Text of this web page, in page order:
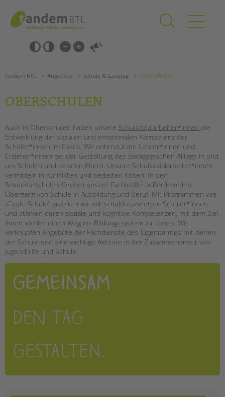
springen
Barrierefrei-
Einstellungen
überspringen
überspringen
SCHULE & GANZTAG
Grundschulen
Oberschulen
Förderzentren
Kollegs
EFöB
Schulbezogene Sozialarbeit
Tagesgruppen
HILFEN ZUR ERZIEHUNG
EINGLIEDERUNGSHILFE
BETREUTES WOHNEN
TANDEM BTL AKADEMIE
Seminarkalender
STADTTEILARBEIT
PROFIL | LEITBILD
Suchen
tandem BTL Angebote Schule & Ganztag Oberschulen
OBERSCHULEN
Auch in Oberschulen haben unsere Schulsozialarbeiter*innen die
Entwicklung der sozialen und emotionalen Kompetenz der
Schüler*innen im Fokus. Wir unterstützen Lehrer*innen und
Erzieher*innen bei der Gestaltung des pädagogischen Alltags in und
um Schulen und beraten Eltern. Unsere Schulsozialarbeiter*innen
vermitteln in Konflikten und begleiten Krisen. In den
Sekundarschulen fördern unsere Fachkräfte außerdem den
Übergang von Schule in Ausbildung und Beruf. Mit Programmen wie
„Coole Schule“ arbeiten wir mit schuldistanzierten Schüler*innen
und stärken deren soziale und kognitive Kompetenzen, mit dem Ziel,
ihnen wieder einen Weg ins Bildungssystem zu ebnen. Wir
verknüpfen Angebote der Fachdienste des Jugendamtes mit denen
der Schule und sind wichtige Akteure in der Zusammenarbeit von
Jugendhilfe und Schule.